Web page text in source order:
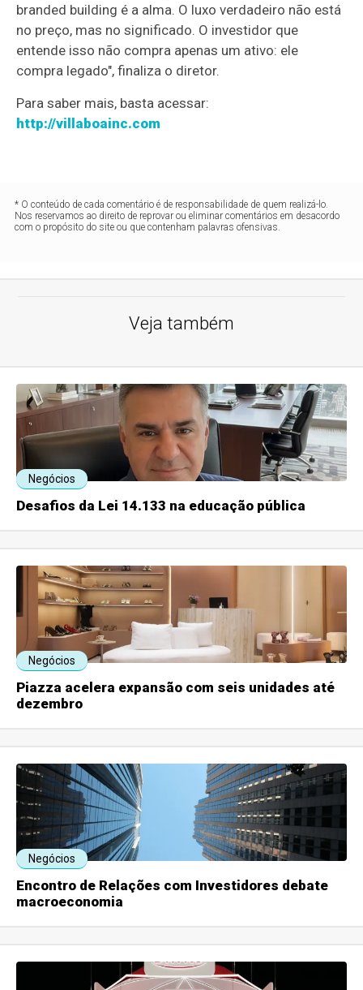
branded building é a alma. O luxo verdadeiro não está
no preço, mas no significado. O investidor que
entende isso não compra apenas um ativo: ele
compra legado", finaliza o diretor.
Para saber mais, basta acessar:
http://villaboainc.com
* O conteúdo de cada comentário é de responsabilidade de quem realizá-lo.
Nos reservamos ao direito de reprovar ou eliminar comentários em desacordo
com o propósito do site ou que contenham palavras ofensivas.
Veja também
Negócios
Desafios da Lei 14.133 na educação pública
Negócios
Piazza acelera expansão com seis unidades até
dezembro
Negócios
Encontro de Relações com Investidores debate
macroeconomia